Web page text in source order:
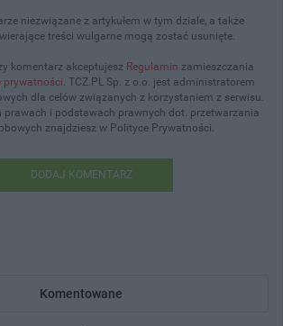
niezwiązane z artykułem w tym dziale, a także
treści wulgarne mogą zostać usunięte.
komentarz akceptujesz Regulamin zamieszczania
prywatności. TCZ.PL Sp. z o.o. jest administratorem
dla celów związanych z korzystaniem z serwisu.
prawach i podstawach prawnych dot. przetwarzania
znajdziesz w Polityce Prywatności.
DODAJ KOMENTARZ
Komentowane